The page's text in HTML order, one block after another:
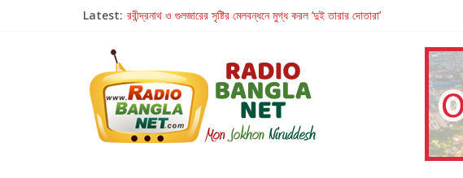
Latest: রবীন্দ্রনাথ ও গুলজারের সৃষ্টির মেলবন্ধনে মুগ্ধ করল ‘দুই তারার দোতারা’
Retribution: A Thought-Provoking Short Film That Challenges
হাওয়া বদলের টলিউডে ‘তুমি এলে তাই’